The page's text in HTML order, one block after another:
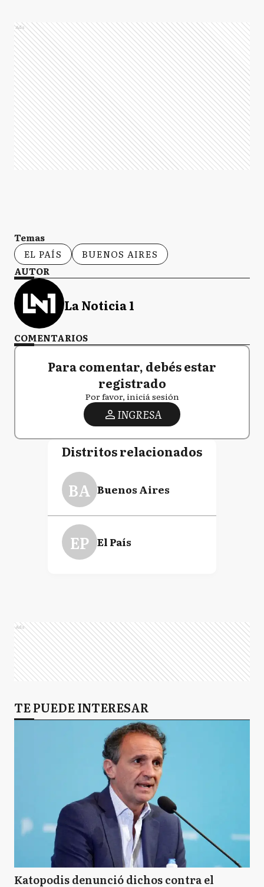
Ads
Temas
EL PAÍS
BUENOS AIRES
AUTOR
La Noticia 1
COMENTARIOS
Para comentar, debés estar
registrado
Por favor, iniciá sesión
INGRESA
Distritos relacionados
BA Buenos Aires
EP El País
Ads
TE PUEDE INTERESAR
Katopodis denunció dichos contra el